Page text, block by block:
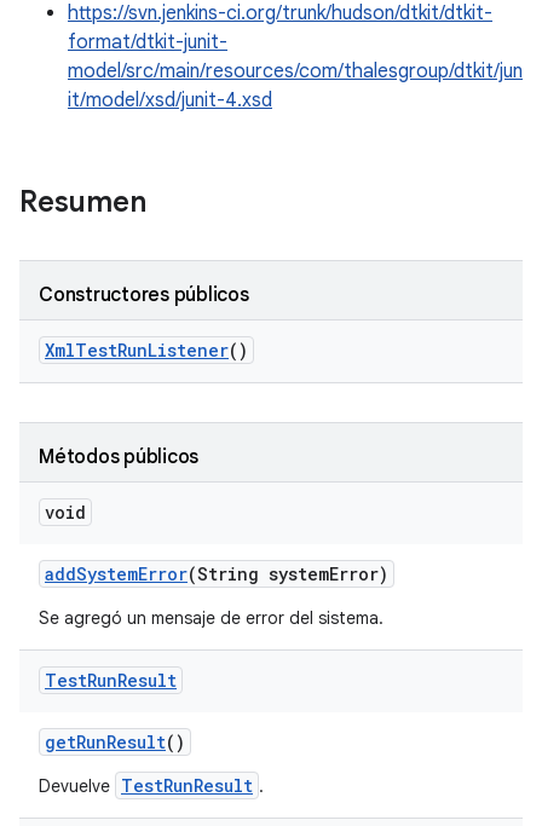
https://svn.jenkins-ci.org/trunk/hudson/dtkit/dtkit-
format/dtkit-junit-
model/src/main/resources/com/thalesgroup/dtkit/jun
it/model/xsd/junit-4.xsd
Resumen
Constructores públicos
XmlTestRunListener()
Métodos públicos
void
addSystemError(String systemError)
Se agregó un mensaje de error del sistema.
TestRunResult
getRunResult()
Devuelve TestRunResult .